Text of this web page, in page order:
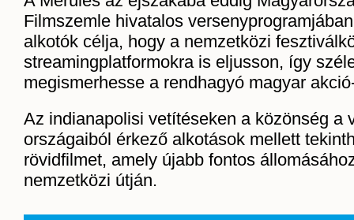
Filmszemle hivatalos
alkotók célja, hogy a nemzetközi
streamingplatformokra is eljusson, így
megismerhesse a rendhagyó magyar
Az indianapolisi vetítéseken a közönség a
országaiból érkező alkotások mellett
rövidfilmet, amely újabb fontos
nemzetközi útján.